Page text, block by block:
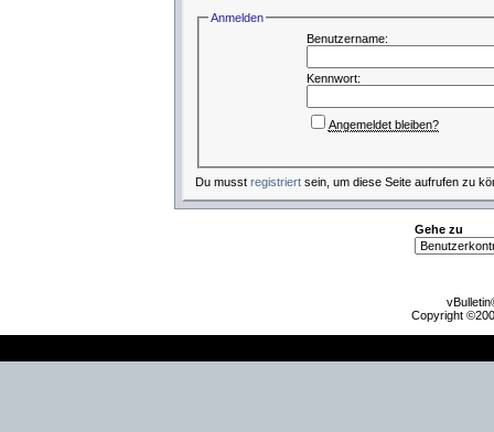
Anmelden
Benutzername:
Kennwort:
Angemeldet bleiben?
Du musst registriertsein, um diese Seite aufrufen zu
Gehe zu
Copyright